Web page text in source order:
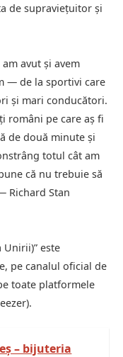
de supraviețuitor și
avut și avem
— de la sportivi care
și mari conducători.
români pe care aș fi
de două minute și
totul cât am
că nu trebuie să
Richard Stan
este
pe canalul oficial de
toate platformele
– bijuteria